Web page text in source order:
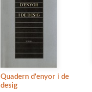
Quadern d'enyor i de
desig